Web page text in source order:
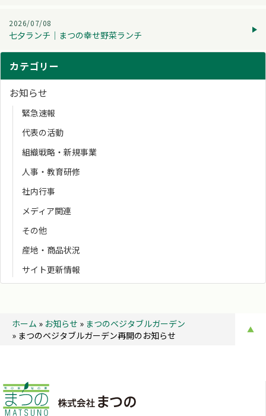
2026/07/08
七夕ランチ│まつの幸せ野菜ランチ
カテゴリー
お知らせ
緊急速報
代表の活動
組織戦略・新規事業
人事・教育研修
社内行事
メディア関連
その他
産地・商品状況
サイト更新情報
ホーム » お知らせ » まつのベジタブルガーデン
» まつのベジタブルガーデン再開のお知らせ
▲